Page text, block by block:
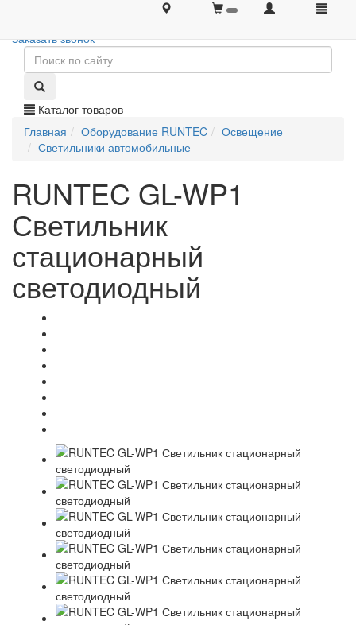
+7 (495) 646-08-66 +7 (495) 646-08-66
Заказать звонок
Каталог товаров
Главная
Оборудование RUNTEC
Освещение
Светильники автомобильные
RUNTEC GL-WP1
Светильник
стационарный
светодиодный